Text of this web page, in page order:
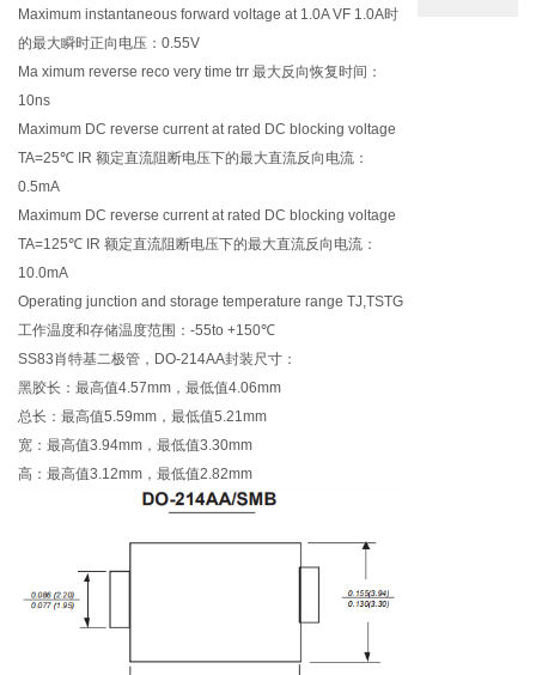
Maximum instantaneous forward voltage at 1.0A VF 1.0A时
的最大瞬时正向电压：0.55V
Ma ximum reverse reco very time trr 最大反向恢复时间：
10ns
Maximum DC reverse current at rated DC blocking voltage
TA=25℃ IR 额定直流阻断电压下的最大直流反向电流：
0.5mA
Maximum DC reverse current at rated DC blocking voltage
TA=125℃ IR 额定直流阻断电压下的最大直流反向电流：
10.0mA
Operating junction and storage temperature range TJ,TSTG
工作温度和存储温度范围：-55to +150℃
SS83肖特基二极管，DO-214AA封装尺寸：
黑胶长：最高值4.57mm，最低值4.06mm
总长：最高值5.59mm，最低值5.21mm
宽：最高值3.94mm，最低值3.30mm
高：最高值3.12mm，最低值2.82mm